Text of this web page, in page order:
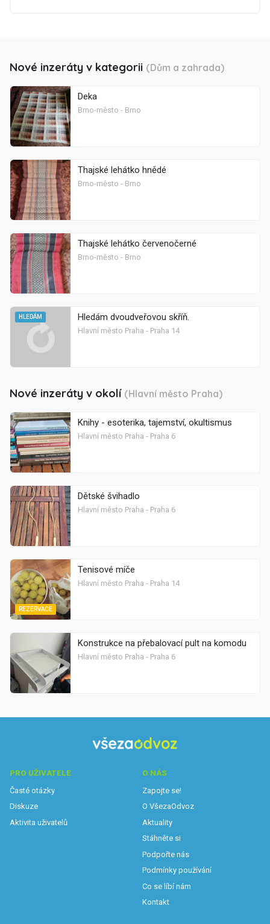
Nové inzeráty v kategorii (Dům a zahrada)
Deka
Brno-město - Brno
Thajské lehátko hnědé
Brno-město - Brno
Thajské lehátko červenočerné
Brno-město - Brno
HLEDÁM Hledám dvoudveřovou skříň.
Hlavní město Praha - Praha 14
Nové inzeráty v okolí (Hlavní město Praha)
Knihy - esoterika, tajemství, okultismus
Hlavní město Praha - Praha 6
Dětské švihadlo
Hlavní město Praha - Praha 6
REZERVACE
Tenisové míče
Hlavní město Praha - Praha 14
Konstrukce na přebalovací pult na komodu
Hlavní město Praha - Praha 6
PRO UŽIVATELE
Časté otázky
Diskuze
Aktivita uživatelů
O NÁS
Zapojte se!
O VšezaOdvoz
Aktuality
Stáhněte si
Podpořte nás
Podmínky používání
Co se líbí nám
Kontakt